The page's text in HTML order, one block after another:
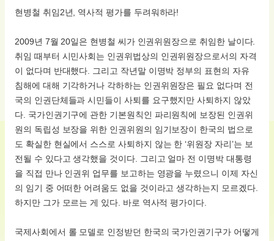
현병철 취임2년, 역사적 평가를 두려워하라!
2009년 7월 20일은 현병철 씨가 인권위원장으로 취임한 날이다.
취임 때부터 시민사회는 인권위법상의 인권위원장으로서의 자격
이 없다며 반대했다. 그리고 작년말 이명박 정부의 표현의 자유
침해에 대해 기각하거나 각하하는 인권위원장은 필요 없다며 전
국의 인권단체들과 시민들이 사퇴를 요구했지만 사퇴하지 않았
다. 국가인권기구에 관한 기본원칙인 파리원칙에 보장된 인권위
원의 독립성 보장을 위한 인권위원의 임기보장이 한국의 법으로
도 확실한 현실에서 스스로 사퇴하지 않는 한 ‘위원장 자리’는 보
전될 수 있다고 생각했을 것이다. 그리고 얼마 전 이명박 대통령
을 직접 만나 인권위 업무를 보고하는 영광을 누렸으니 이제 자신
의 임기 중 어떠한 어려움도 없을 것이라고 생각하는지 모르겠다.
하지만 그가 모르는 게 있다. 바로 역사적 평가이다.
국제사회에서 롤 모델로 인정받던 한국의 국가인권기구가 어떻게